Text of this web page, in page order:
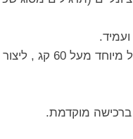
ברכישה מוקדמת.